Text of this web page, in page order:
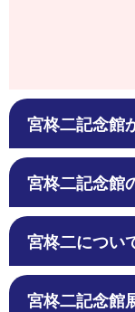
宮柊二記念館
宮柊二記念館
宮柊二につい
宮柊二記念館